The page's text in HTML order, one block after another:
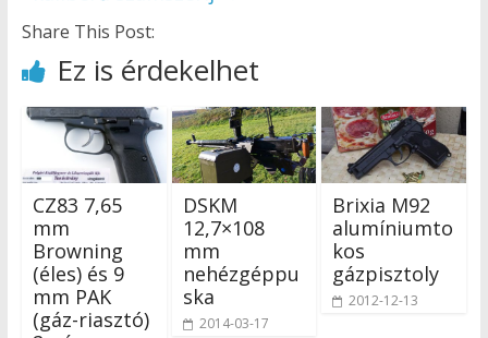
Share This Post:
Ez is érdekelhet
CZ83 7,65
mm
Browning
(éles) és 9
mm PAK
(gáz-riasztó)
DSKM
12,7×108
mm
nehézgéppu
ska
2014-03-17
Brixia M92
alumíniumto
kos
gázpisztoly
2012-12-13